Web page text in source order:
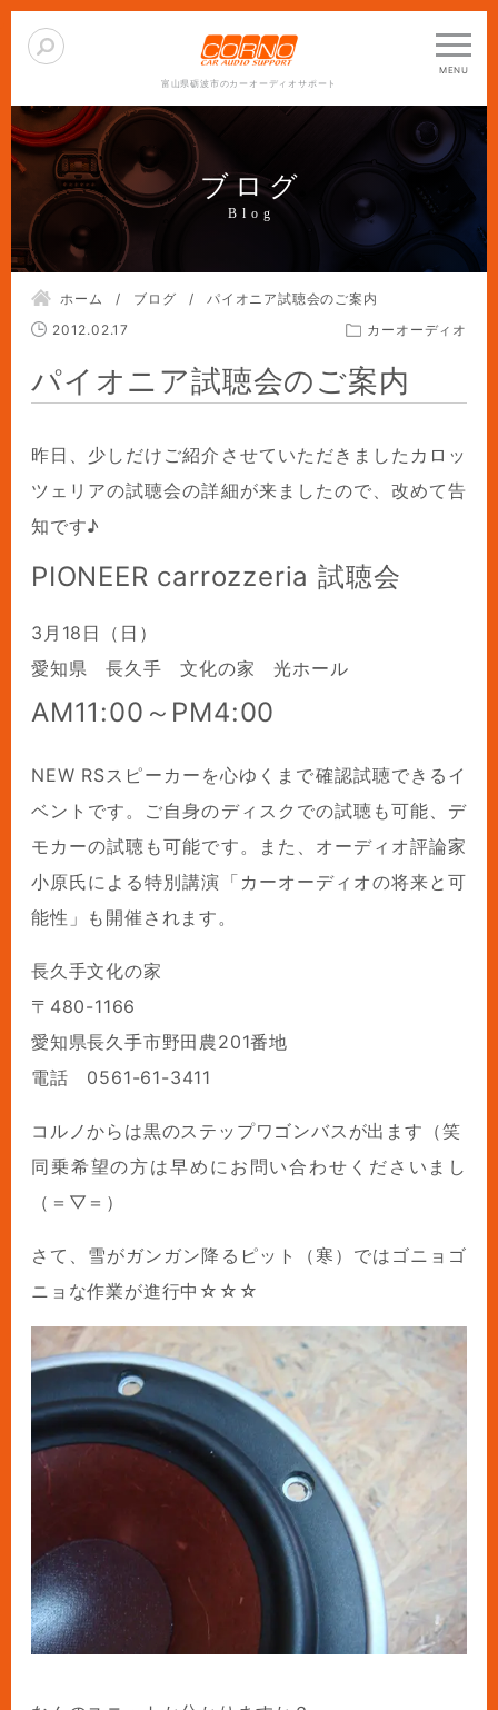
富山県砺波市のカーオーディオサポート
ブログ
ホーム ブログ
パイオニア試聴会のご案内
2012.02.17
カーオーディオ
パイオニア試聴会のご案内
昨日、少しだけご紹介させていただきましたカロッ
ツェリアの試聴会の詳細が来ましたので、改めて告
知です♪
PIONEER carrozzeria 試聴会
3月18日（日）
愛知県 長久手 文化の家 光ホール
AM11:00～PM4:00
NEW RSスピーカーを心ゆくまで確認試聴できるイ
ベントです。ご自身のディスクでの試聴も可能、デ
モカーの試聴も可能です。また、オーディオ評論家
小原氏による特別講演「カーオーディオの将来と可
能性」も開催されます。
長久手文化の家
〒480-1166
愛知県長久手市野田農201番地
電話 0561-61-3411
コルノからは黒のステップワゴンバスが出ます（笑
同乗希望の方は早めにお問い合わせくださいまし
（＝▽＝）
さて、雪がガンガン降るピット（寒）ではゴニョゴ
ニョな作業が進行中☆☆☆